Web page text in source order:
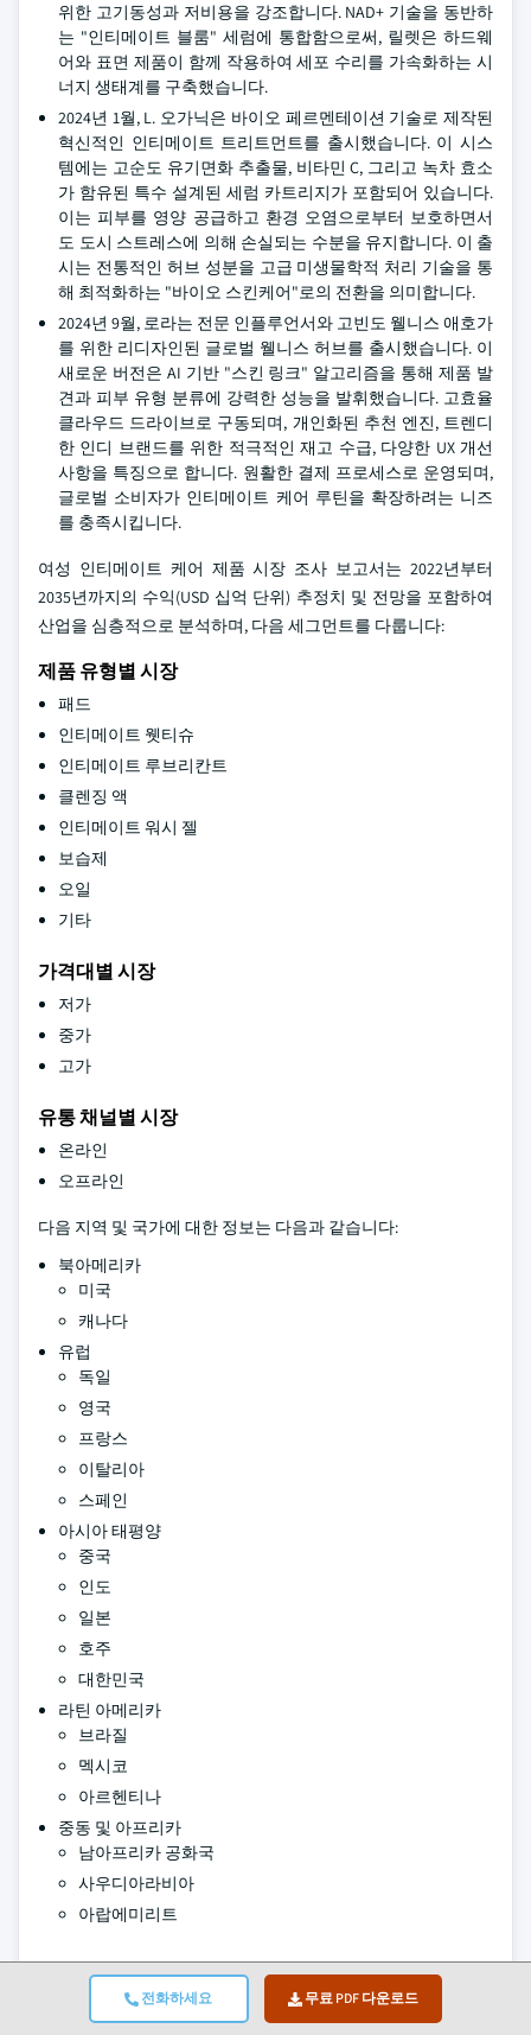
전화하세요 무료 PDF 다운로드
위한 고기동성과 저비용을 강조합니다. NAD+ 기술을 동반하
는 "인티메이트 블룸" 세럼에 통합함으로써, 릴렛은 하드웨
어와 표면 제품이 함께 작용하여 세포 수리를 가속화하는 시
너지 생태계를 구축했습니다.
2024년 1월, L. 오가닉은 바이오 페르멘테이션 기술로 제작된
혁신적인 인티메이트 트리트먼트를 출시했습니다. 이 시스
템에는 고순도 유기면화 추출물, 비타민 C, 그리고 녹차 효소
가 함유된 특수 설계된 세럼 카트리지가 포함되어 있습니다.
이는 피부를 영양 공급하고 환경 오염으로부터 보호하면서
도 도시 스트레스에 의해 손실되는 수분을 유지합니다. 이 출
시는 전통적인 허브 성분을 고급 미생물학적 처리 기술을 통
해 최적화하는 "바이오 스킨케어"로의 전환을 의미합니다.
2024년 9월, 로라는 전문 인플루언서와 고빈도 웰니스 애호가
를 위한 리디자인된 글로벌 웰니스 허브를 출시했습니다. 이
새로운 버전은 AI 기반 "스킨 링크" 알고리즘을 통해 제품 발
견과 피부 유형 분류에 강력한 성능을 발휘했습니다. 고효율
클라우드 드라이브로 구동되며, 개인화된 추천 엔진, 트렌디
한 인디 브랜드를 위한 적극적인 재고 수급, 다양한 UX 개선
사항을 특징으로 합니다. 원활한 결제 프로세스로 운영되며,
글로벌 소비자가 인티메이트 케어 루틴을 확장하려는 니즈
를 충족시킵니다.
여성 인티메이트 케어 제품 시장 조사 보고서는 2022년부터
2035년까지의 수익(USD 십억 단위) 추정치 및 전망을 포함하여
산업을 심층적으로 분석하며, 다음 세그먼트를 다룹니다:
제품 유형별 시장
패드
인티메이트 웻티슈
인티메이트 루브리칸트
클렌징 액
인티메이트 워시 젤
보습제
오일
기타
가격대별 시장
저가
중가
고가
유통 채널별 시장
온라인
오프라인
다음 지역 및 국가에 대한 정보는 다음과 같습니다:
북아메리카
미국
캐나다
유럽
독일
영국
프랑스
이탈리아
스페인
아시아 태평양
중국
인도
일본
호주
대한민국
라틴 아메리카
브라질
멕시코
아르헨티나
중동 및 아프리카
남아프리카 공화국
사우디아라비아
아랍에미리트
Avinash Singh , Sunita Singh